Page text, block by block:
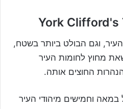
וגם הבולט ביותר בשטח,
מחוץ לחומות העיר
החוצים אותה.
גדול במאה וחמישים מיהודי העיר